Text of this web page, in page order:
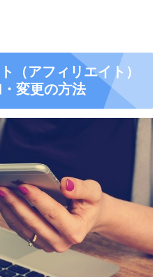
（アフィリエイト）
変更の方法